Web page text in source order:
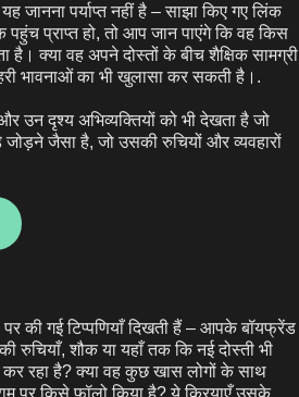
पर्याप्त नहीं है – साझा किए गए लिंक
प्राप्त हो, तो आप जान पाएंगे कि वह किस
क्या वह अपने दोस्तों के बीच शैक्षिक सामग्री
भावनाओं का भी खुलासा कर सकती है।.
उन दृश्य अभिव्यक्तियों को भी देखता है जो
जैसा है, जो उसकी रुचियों और व्यवहारों
की गई टिप्पणियाँ दिखती हैं – आपके बॉयफ्रेंड
रुचियाँ, शौक या यहाँ तक कि नई दोस्ती भी
रहा है? क्या वह कुछ खास लोगों के साथ
पर किसे फॉलो किया है? ये क्रियाएँ उसके